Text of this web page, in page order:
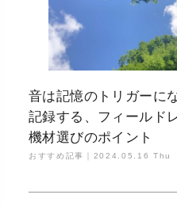
音は記憶のトリガーに
記録する、フィールド
機材選びのポイント
おすすめ記事｜ 2024.05.16 Thu